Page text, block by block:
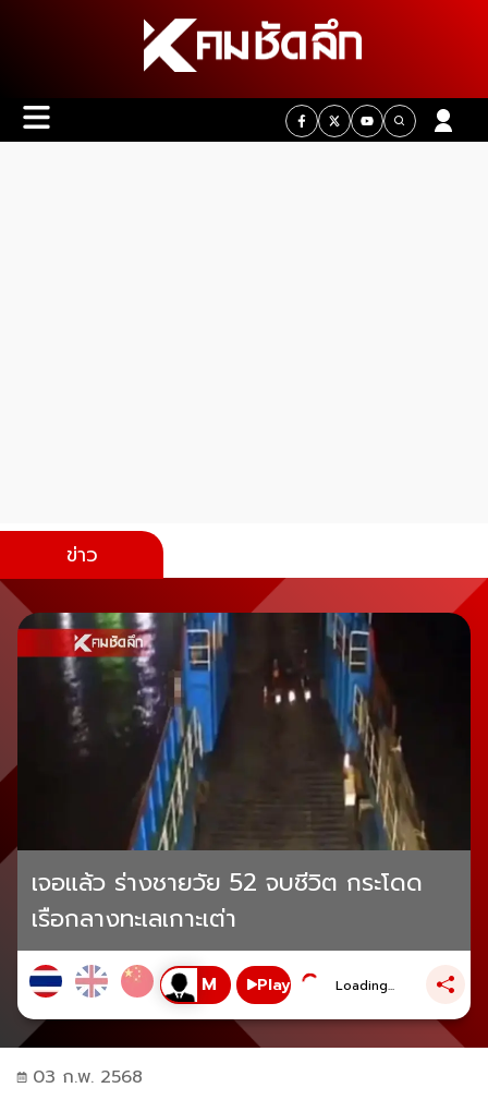
ข่าว
เจอแล้ว ร่างชายวัย 52 จบชีวิต กระโดด
เรือกลางทะเลเกาะเต่า
Play Loading...
03 ก.พ. 2568